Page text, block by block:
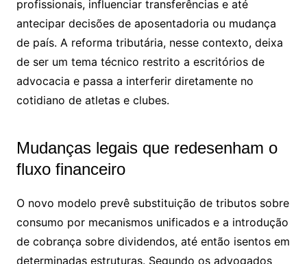
profissionais, influenciar transferências e até
antecipar decisões de aposentadoria ou mudança
de país. A reforma tributária, nesse contexto, deixa
de ser um tema técnico restrito a escritórios de
advocacia e passa a interferir diretamente no
cotidiano de atletas e clubes.
Mudanças legais que redesenham o
fluxo financeiro
O novo modelo prevê substituição de tributos sobre
consumo por mecanismos unificados e a introdução
de cobrança sobre dividendos, até então isentos em
determinadas estruturas. Segundo os advogados